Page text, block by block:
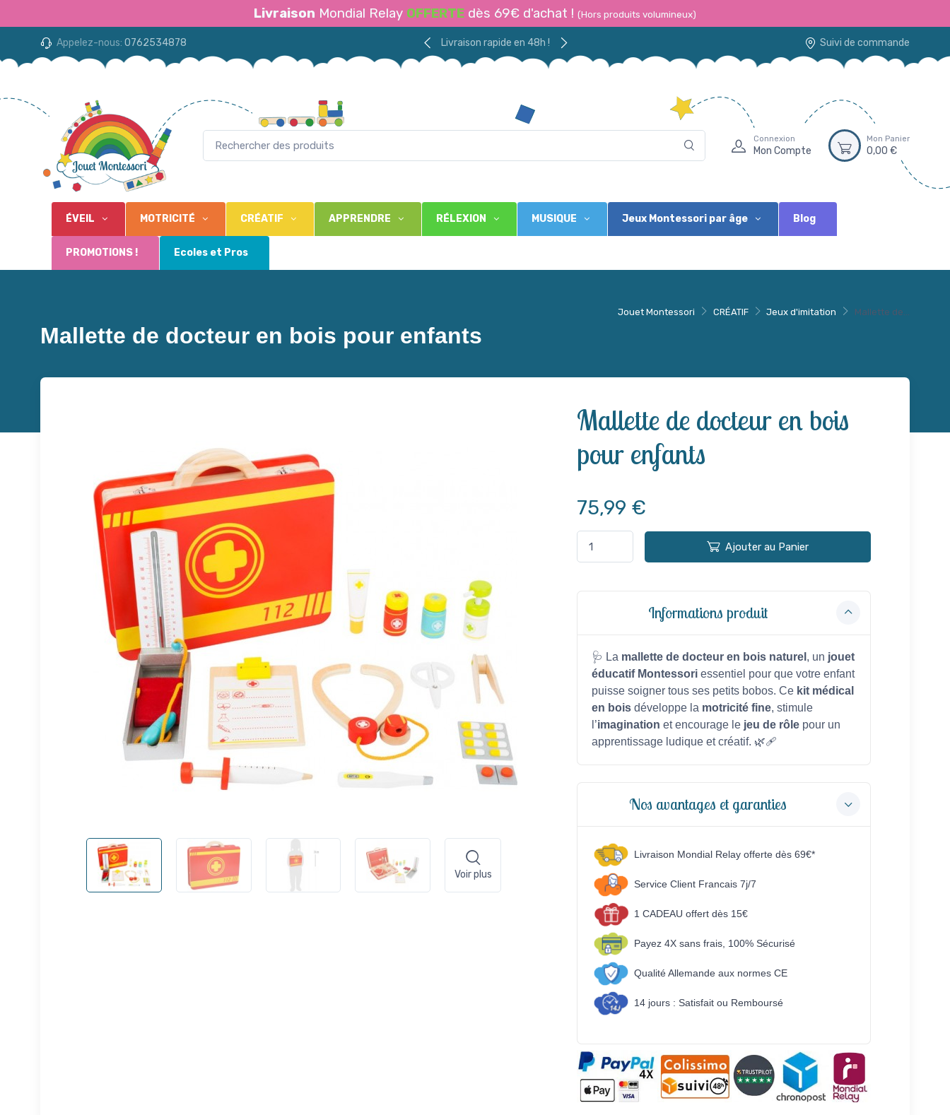
Livraison Mondial Relay OFFERTE dès 69€ d'achat ! (Hors produits volumineux)
Appelez-nous: 0762534878 Livraison rapide en 48h ! Suivi de commande
Connexion
Mon Compte
Mon Panier
0,00 €
ÉVEIL MOTRICITÉ CRÉATIF APPRENDRE RÉLEXION MUSIQUE Jeux Montessori par âge Blog
PROMOTIONS ! Ecoles et Pros
Jouet Montessori CRÉATIF Jeux d'imitation Mallette de...
Mallette de docteur en bois pour enfants
Voir plus
Mallette de docteur en bois
pour enfants
75,99 €
Ajouter au Panier
Informations produit
🩺 La mallette de docteur en bois naturel , un jouet
éducatif Montessoriessentiel pour que votre enfant
puisse soigner tous ses petits bobos. Ce kit médical
en boisdéveloppe la motricité fine, stimule
l’imagination et encourage le jeu de rôlepour un
apprentissage ludique et créatif. 🌿🩹
Nos avantages et garanties
Livraison Mondial Relay offerte dès 69€*
Service Client Francais 7j/7
1 CADEAU offert dès 15€
Payez 4X sans frais, 100% Sécurisé
Qualité Allemande aux normes CE
14 jours : Satisfait ou Remboursé